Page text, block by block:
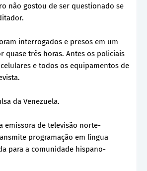
não gostou de ser questionado se
interrogados e presos em um
quase três horas. Antes os policiais
e todos os equipamentos de
da Venezuela.
emissora de televisão norte-
programação em língua
para a comunidade hispano-